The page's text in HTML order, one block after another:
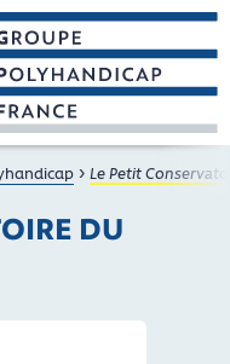
connaître et
› Le Petit
DU